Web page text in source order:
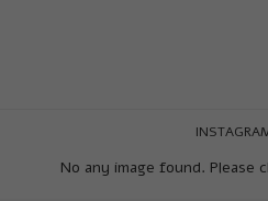
No any image found.